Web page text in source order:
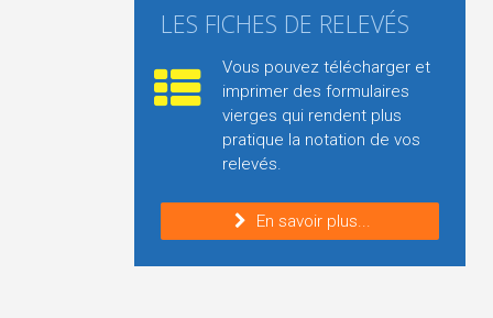
LES FICHES DE RELEVÉS
Vous pouvez télécharger et
imprimer des formulaires
vierges qui rendent plus
pratique la notation de vos
relevés.
En savoir plus...